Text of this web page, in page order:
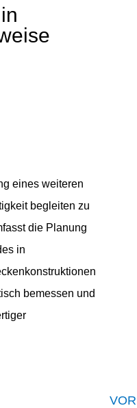
eines weiteren
begleiten zu
die Planung
in
bemessen und
VOR